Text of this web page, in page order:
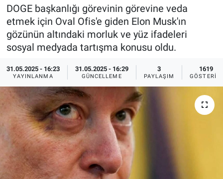
DOGE başkanlığı görevinin görevine veda
etmek için Oval Ofis'e giden Elon Musk'ın
gözünün altındaki morluk ve yüz ifadeleri
sosyal medyada tartışma konusu oldu.
31.05.2025 - 16:23
YAYINLANMA
31.05.2025 - 16:29
GÜNCELLEME
3
PAYLAŞIM
1619
GÖSTERIM
Dünya
Ege Saati
Ege'den Esintiler
Eğitim
Eğlence
Ekonomi
Forum
Spor
Yayın Akışı
İletişim
Son Dakika Haberleri
Haber Arşivi